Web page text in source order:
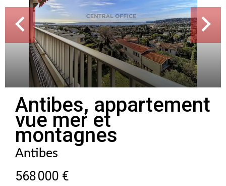
Antibes, appartement
vue mer et
montagnes
Antibes
568 000 €